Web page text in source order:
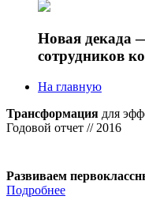
Новая декада
сотрудников
На главную
Трансформация для
Годовой отчет // 2016
Развиваем
Подробнее